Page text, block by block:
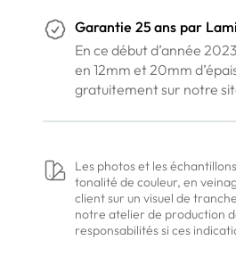
Garantie 25 ans par
En ce début d’année
en 12mm et 20mm
gratuitement sur notre
Les photos et les
tonalité de couleur, en
client sur un visuel de
notre atelier de production
responsabilités si ces